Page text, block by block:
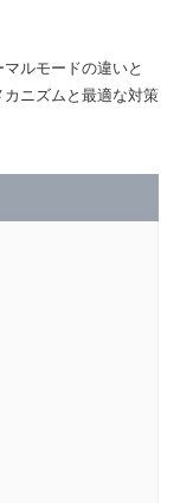
ルモードの違いと
ニズムと最適な対策